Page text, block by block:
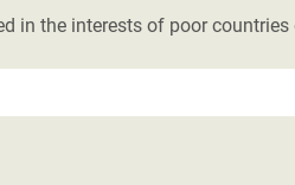
in the interests of poor